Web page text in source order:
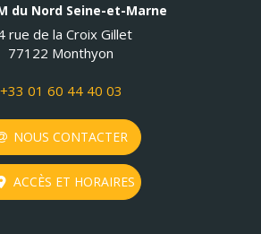
du Nord Seine-et-Marne
rue de la Croix Gillet
77122 Monthyon
+33 01 60 44 40 03
NOUS CONTACTER
ACCÈS ET HORAIRES